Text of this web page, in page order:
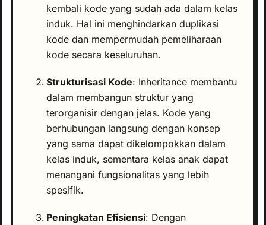
kembali kode yang sudah ada dalam kelas
induk. Hal ini menghindarkan duplikasi
kode dan mempermudah pemeliharaan
kode secara keseluruhan.
Strukturisasi Kode: Inheritance membantu
dalam membangun struktur yang
terorganisir dengan jelas. Kode yang
berhubungan langsung dengan konsep
yang sama dapat dikelompokkan dalam
kelas induk, sementara kelas anak dapat
menangani fungsionalitas yang lebih
spesifik.
Peningkatan Efisiensi: Dengan